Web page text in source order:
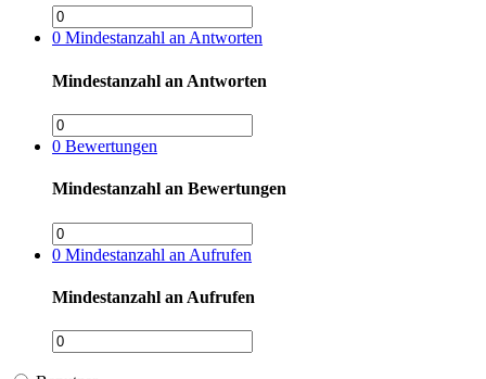
0 Mindestanzahl an Antworten
Mindestanzahl an Antworten
0 Bewertungen
Mindestanzahl an Bewertungen
0 Mindestanzahl an Aufrufen
Mindestanzahl an Aufrufen